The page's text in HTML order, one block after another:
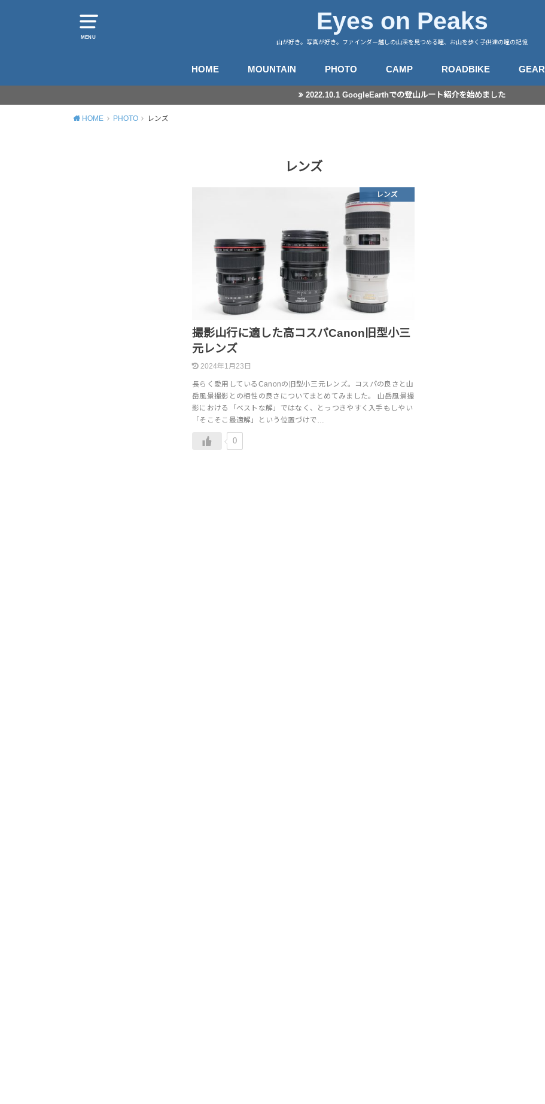
MENU
Eyes on Peaks
山が好き。写真が好き。ファインダー越しの山渓を見つめる瞳、お山を歩く子供達の瞳の記憶
HOME MOUNTAIN
中央アルプス
南アルプス
八ヶ岳
谷川・武尊
赤城・榛名・荒船
四阿山
奥秩父
奥武蔵
高尾・陣馬
富士・御坂
丹沢
伊豆・愛鷹
箱根・湯河原
東海
房総・三浦
子連れ登山のこと
登山とITと
登山ギア
登山ギア(子供用)
PHOTO
カメラ
レンズ
星景撮影
日常スナップ
CAMP
キャンプサイト
ROADBIKE
ライドログ
GEAR
2022.10.1 GoogleEarthでの登山ルート紹介を始めました
HOME PHOTO レンズ
レンズ
レンズ
撮影山行に適した高コスパCanon旧型小三
元レンズ
2024年1月23日
長らく愛用しているCanonの旧型小三元レンズ。コスパの良さと山
岳風景撮影との相性の良さについてまとめてみました。 山岳風景撮
影における「ベストな解」ではなく、とっつきやすく入手もしやい
「そこそこ最適解」という位置づけで…
0